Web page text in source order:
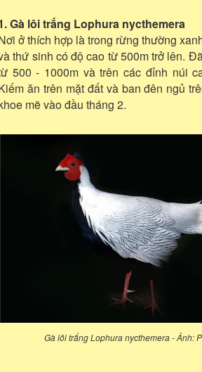
Gà lôi trắng Lophura nycthemera
ở thích hợp là trong rừng thường
thứ sinh có độ cao từ 500m trở lên.
500 - 1000m và trên các đỉnh núi
ăn trên mặt đất và ban đên ngủ
mẽ vào đầu tháng 2.
Gà lôi trắng Lophura nycthemera - Ảnh: